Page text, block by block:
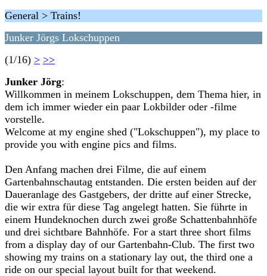
General > Trains!
Junker Jörgs Lokschuppen
(1/16) > >>
Junker Jörg:
Willkommen in meinem Lokschuppen, dem Thema hier, in
dem ich immer wieder ein paar Lokbilder oder -filme
vorstelle.
Welcome at my engine shed ("Lokschuppen"), my place to
provide you with engine pics and films.
Den Anfang machen drei Filme, die auf einem
Gartenbahnschautag entstanden. Die ersten beiden auf der
Daueranlage des Gastgebers, der dritte auf einer Strecke,
die wir extra für diese Tag angelegt hatten. Sie führte in
einem Hundeknochen durch zwei große Schattenbahnhöfe
und drei sichtbare Bahnhöfe. For a start three short films
from a display day of our Gartenbahn-Club. The first two
showing my trains on a stationary lay out, the third one a
ride on our special layout built for that weekend.